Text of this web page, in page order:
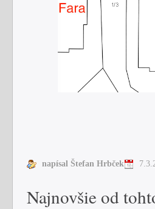
napísal Štefan Hrbček
Najnovšie od